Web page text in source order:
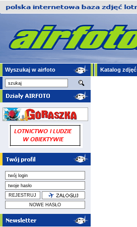
Wyszukaj w airfoto Katalog zdjęć